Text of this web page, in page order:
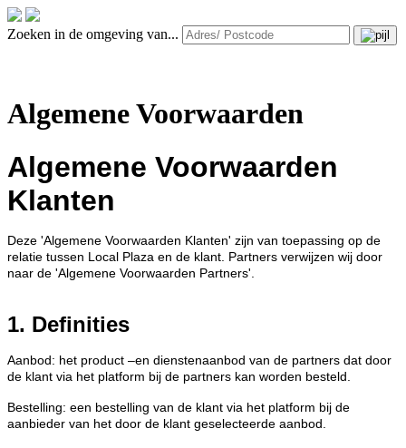
Zoeken in de omgeving van...
Algemene Voorwaarden
Algemene Voorwaarden
Klanten
Deze 'Algemene Voorwaarden Klanten' zijn van toepassing op de
relatie tussen Local Plaza en de klant. Partners verwijzen wij door
naar de 'Algemene Voorwaarden Partners'.
1. Definities
Aanbod: het product –en dienstenaanbod van de partners dat door
de klant via het platform bij de partners kan worden besteld.
Bestelling: een bestelling van de klant via het platform bij de
aanbieder van het door de klant geselecteerde aanbod.